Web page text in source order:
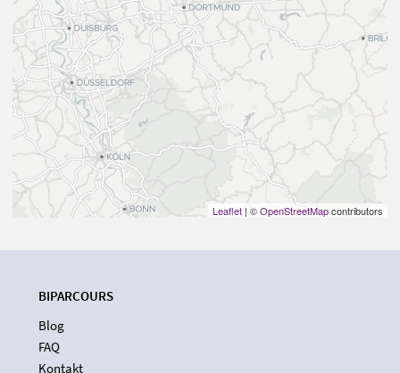
Leaflet | ©OpenStreetMapcontributors
BIPARCOURS
Blog
FAQ
Kontakt